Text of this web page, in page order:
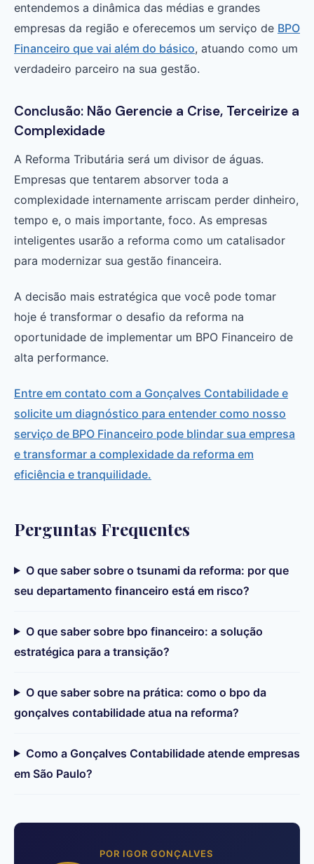
entendemos a dinâmica das médias e grandes
empresas da região e oferecemos um serviço de BPO
Financeiro que vai além do básico, atuando como um
verdadeiro parceiro na sua gestão.
Conclusão: Não Gerencie a Crise, Terceirize a
Complexidade
A Reforma Tributária será um divisor de águas.
Empresas que tentarem absorver toda a
complexidade internamente arriscam perder dinheiro,
tempo e, o mais importante, foco. As empresas
inteligentes usarão a reforma como um catalisador
para modernizar sua gestão financeira.
A decisão mais estratégica que você pode tomar
hoje é transformar o desafio da reforma na
oportunidade de implementar um BPO Financeiro de
alta performance.
Entre em contato com a Gonçalves Contabilidade e
solicite um diagnóstico para entender como nosso
serviço de BPO Financeiro pode blindar sua empresa
e transformar a complexidade da reforma em
eficiência e tranquilidade.
Perguntas Frequentes
O que saber sobre o tsunami da reforma: por que
seu departamento financeiro está em risco?
O que saber sobre bpo financeiro: a solução
estratégica para a transição?
O que saber sobre na prática: como o bpo da
gonçalves contabilidade atua na reforma?
Como a Gonçalves Contabilidade atende empresas
em São Paulo?
POR IGOR GONÇALVES